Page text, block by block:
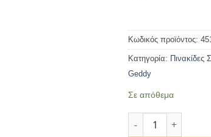
Κωδικός προϊόντος:
Κατηγορία: Πινακίδες
Geddy
Σε απόθεμα